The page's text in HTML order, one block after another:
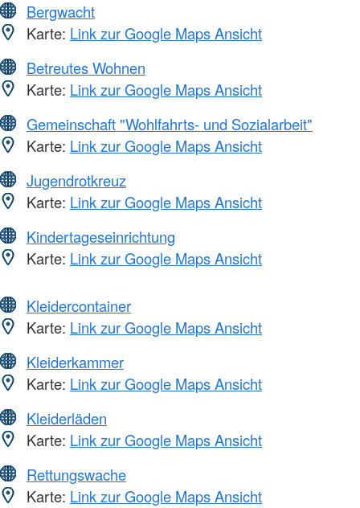
Bergwacht
Karte: Link zur Google Maps Ansicht
Betreutes Wohnen
Karte: Link zur Google Maps Ansicht
Gemeinschaft "Wohlfahrts- und Sozialarbeit"
Karte: Link zur Google Maps Ansicht
Jugendrotkreuz
Karte: Link zur Google Maps Ansicht
Kindertageseinrichtung
Karte: Link zur Google Maps Ansicht
Kleidercontainer
Karte: Link zur Google Maps Ansicht
Kleiderkammer
Karte: Link zur Google Maps Ansicht
Kleiderläden
Karte: Link zur Google Maps Ansicht
Rettungswache
Karte: Link zur Google Maps Ansicht